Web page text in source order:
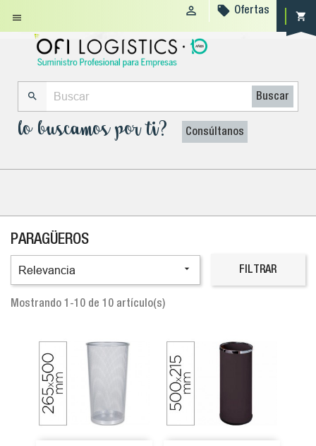
 shopping_cart
  Ofertas
 Buscar
lo buscamos por ti? Consúltanos
PARAGÜEROS
Relevancia  FILTRAR
Mostrando 1-10 de 10 artículo(s)